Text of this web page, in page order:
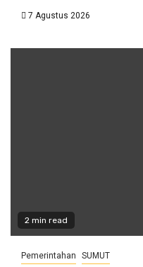
7 Agustus 2026
2 min read
Pemerintahan SUMUT